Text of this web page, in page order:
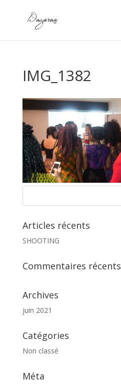
IMG_1382
Articles récents
SHOOTING
Commentaires récents
Archives
juin 2021
Catégories
Non classé
Méta